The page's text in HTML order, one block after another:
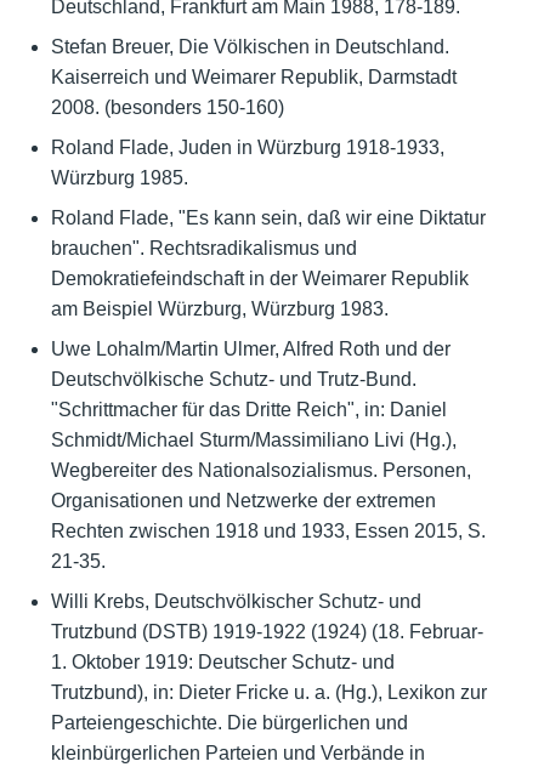
Deutschland, Frankfurt am Main 1988, 178-189.
Stefan Breuer, Die Völkischen in Deutschland.
Kaiserreich und Weimarer Republik, Darmstadt
2008. (besonders 150-160)
Roland Flade, Juden in Würzburg 1918-1933,
Würzburg 1985.
Roland Flade, "Es kann sein, daß wir eine Diktatur
brauchen". Rechtsradikalismus und
Demokratiefeindschaft in der Weimarer Republik
am Beispiel Würzburg, Würzburg 1983.
Uwe Lohalm/Martin Ulmer, Alfred Roth und der
Deutschvölkische Schutz- und Trutz-Bund.
"Schrittmacher für das Dritte Reich", in: Daniel
Schmidt/Michael Sturm/Massimiliano Livi (Hg.),
Wegbereiter des Nationalsozialismus. Personen,
Organisationen und Netzwerke der extremen
Rechten zwischen 1918 und 1933, Essen 2015, S.
21-35.
Willi Krebs, Deutschvölkischer Schutz- und
Trutzbund (DSTB) 1919-1922 (1924) (18. Februar-
1. Oktober 1919: Deutscher Schutz- und
Trutzbund), in: Dieter Fricke u. a. (Hg.), Lexikon zur
Parteiengeschichte. Die bürgerlichen und
kleinbürgerlichen Parteien und Verbände in